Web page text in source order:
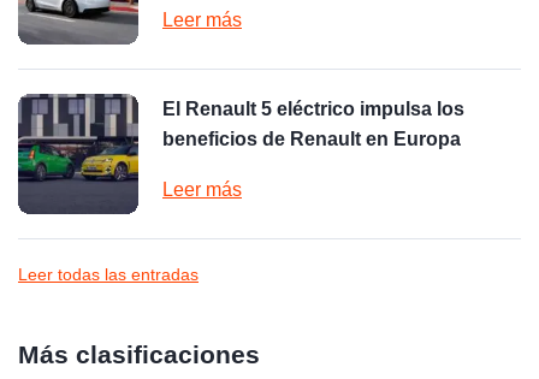
Leer más
El Renault 5 eléctrico impulsa los
beneficios de Renault en Europa
Leer más
Leer todas las entradas
Más clasificaciones